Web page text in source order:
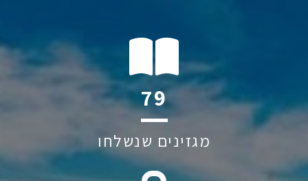
114
מגזינים שנשלחו